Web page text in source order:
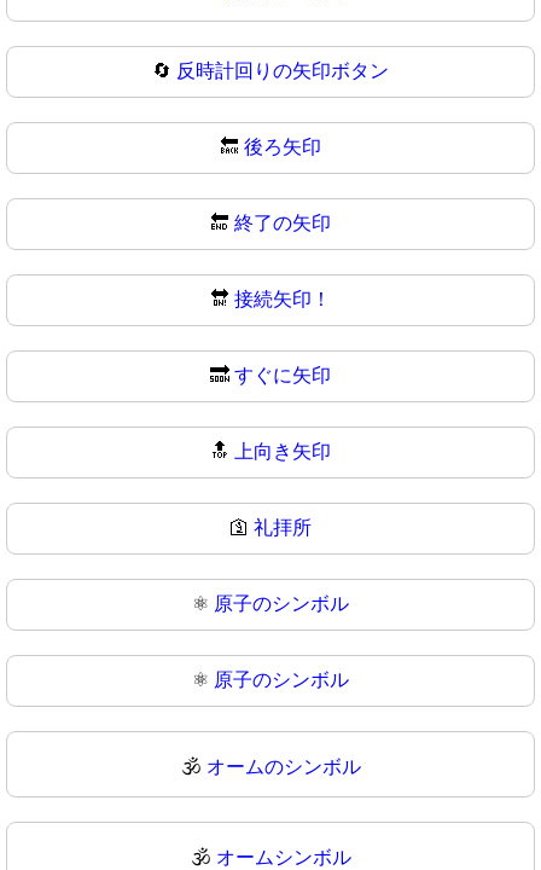
🔄 反時計回りの矢印ボタン
🔙 後ろ矢印
🔚 終了の矢印
🔛 接続矢印！
🔜 すぐに矢印
🔝 上向き矢印
🛐 礼拝所
⚛️ 原子のシンボル
⚛ 原子のシンボル
🕉️ オームのシンボル
🕉 オームシンボル